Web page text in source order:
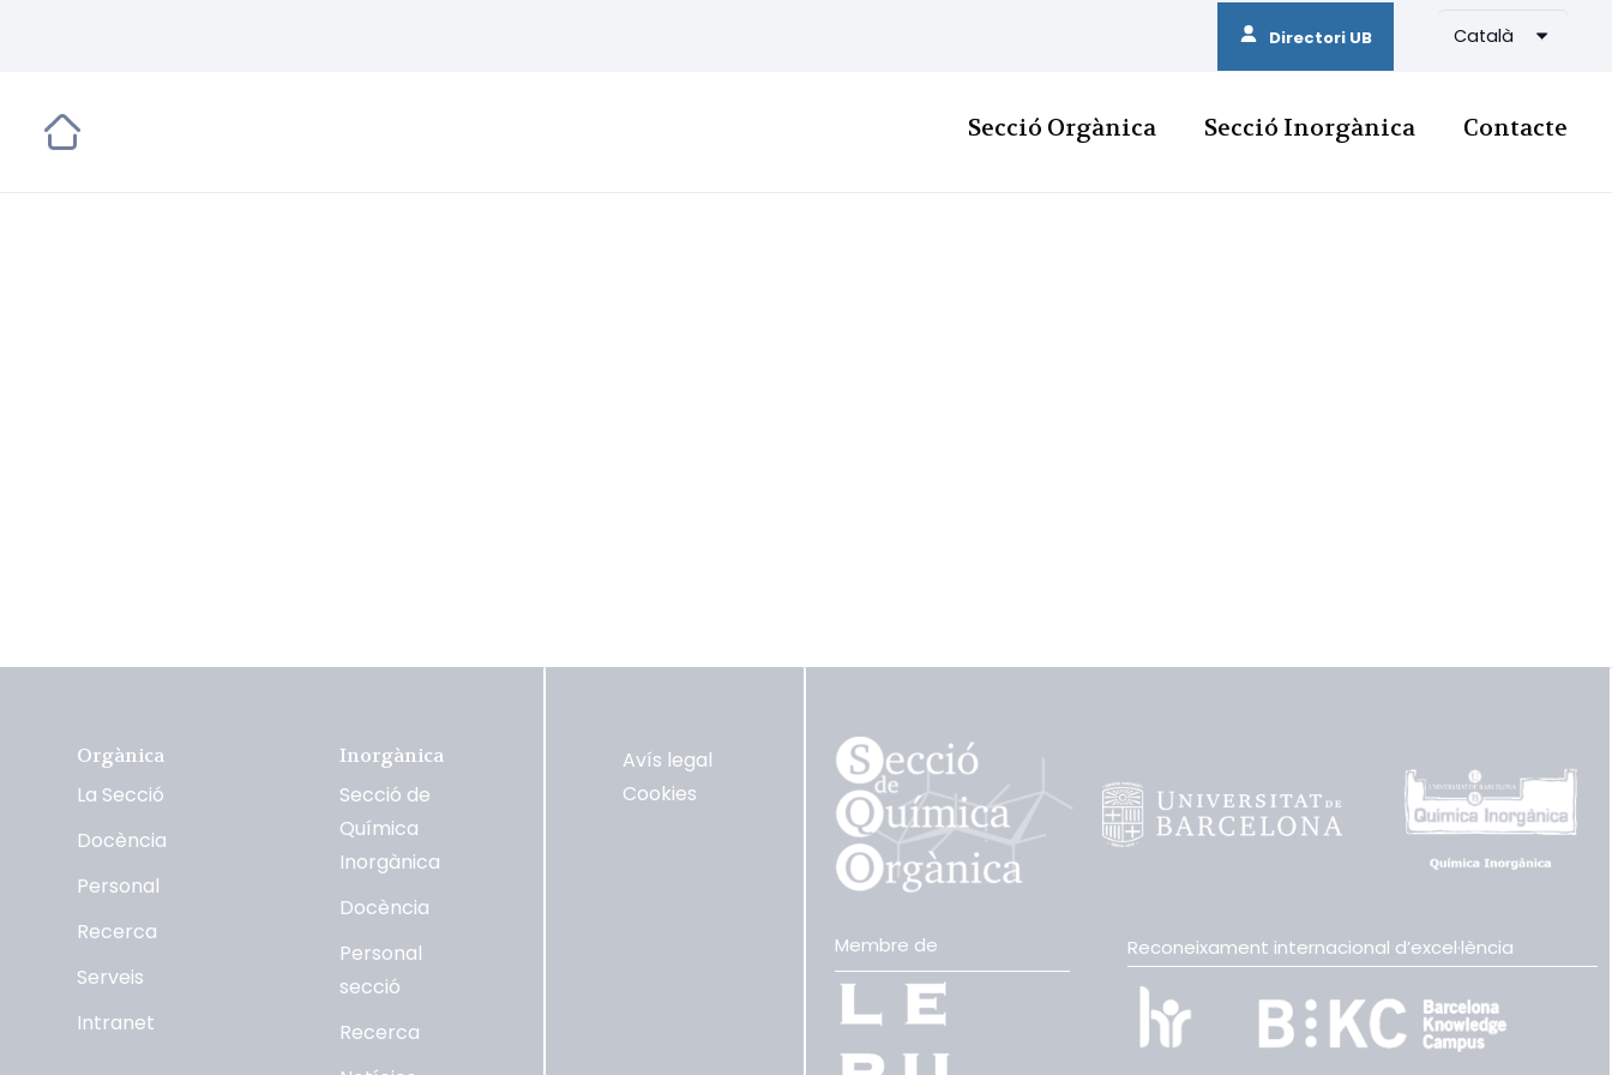
Directori UB Català
Secció Orgànica Secció Inorgànica Contacte
Orgànica
La Secció
Docència
Personal
Recerca
Serveis
Intranet
Inorgànica
Secció de
Química
Inorgànica
Docència
Personal
secció
Recerca
Avís legal
Cookies
Membre de Reconeixament internacional d’excel·lència